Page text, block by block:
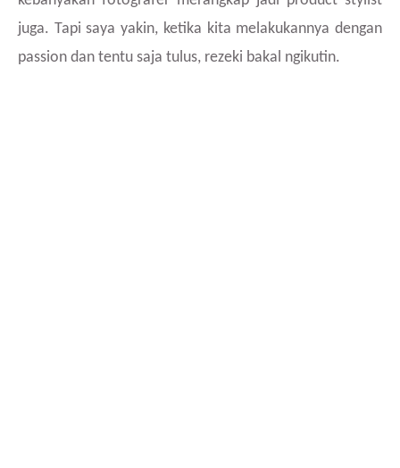
juga. Tapi saya yakin, ketika kita melakukannya dengan
passion dan tentu saja tulus, rezeki bakal ngikutin.